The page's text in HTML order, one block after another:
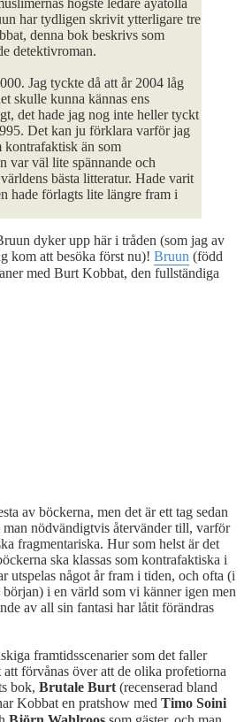
har tydligen skrivit ytterligare tre
denna bok beskrivs som
detektivroman.
Jag tyckte då att år 2004 låg
skulle kunna kännas ens
det hade jag nog inte heller tyckt
Det kan ju förklara varför jag
kontrafaktisk än som
var väl lite spännande och
bästa litteratur. Hade varit
hade förlagts lite längre fram i
dyker upp här i tråden (som jag av
kom att besöka först nu)! Bruun (född
med Burt Kobbat, den fullständiga
av böckerna, men det är ett tag sedan
man nödvändigtvis återvänder till, varför
fragmentariska. Hur som helst är det
ska klassas som kontrafaktiska i
utspelas något år fram i tiden, och ofta (i
början) i en värld som vi känner igen men
av all sin fantasi har låtit förändras
framtidsscenarier som det faller
förvånas över att de olika profetiorna
bok, Brutale Burt (recenserad bland
Kobbat en pratshow med Timo Soini